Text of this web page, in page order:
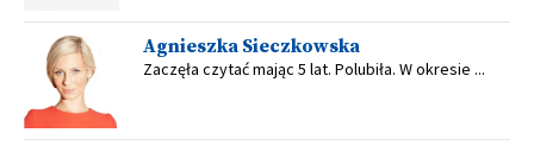
Agnieszka Sieczkowska
Zaczęła czytać mając 5 lat. Polubiła. W okresie ...